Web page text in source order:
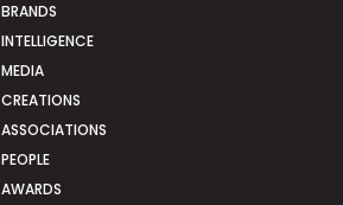
BRANDS
INTELLIGENCE
MEDIA
CREATIONS
ASSOCIATIONS
PEOPLE
AWARDS